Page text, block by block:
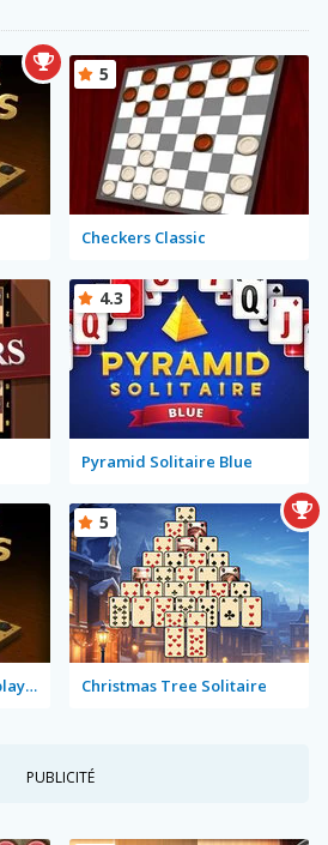
Checkers Classic
5
Pyramid Solitaire Blue
4.3
Master Checkers Multiplayer Christmas Tree Solitaire
5
PUBLICITÉ